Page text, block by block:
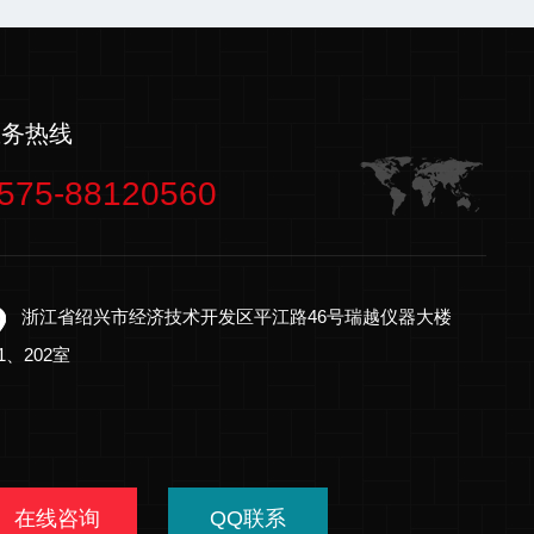
热线
88120560
浙江省绍兴市经济技术开发区平江路46号瑞越仪器大楼
、202室
在线咨询 QQ联系